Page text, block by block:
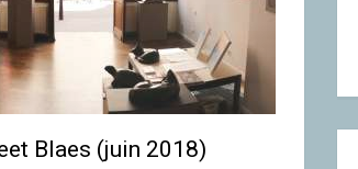
Blaes (juin 2018)